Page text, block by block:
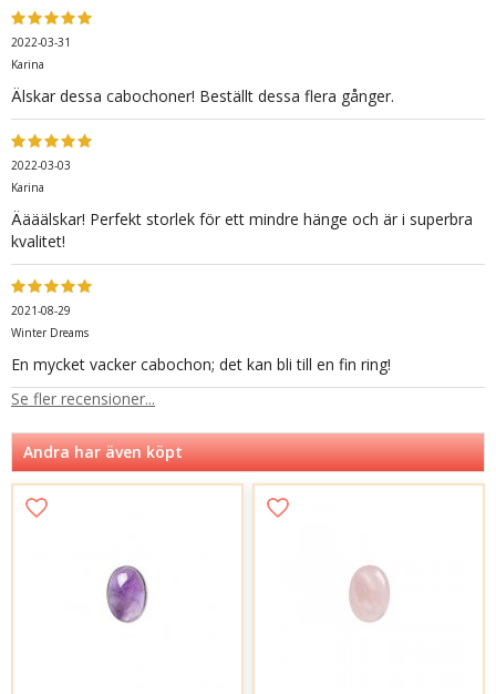
2022-03-31
Karina
Älskar dessa cabochoner! Beställt dessa flera gånger.
2022-03-03
Karina
Äääälskar! Perfekt storlek för ett mindre hänge och är i superbra
kvalitet!
2021-08-29
Winter Dreams
En mycket vacker cabochon; det kan bli till en fin ring!
Se fler recensioner...
Andra har även köpt